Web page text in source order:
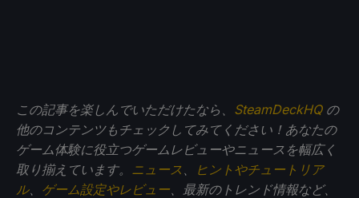
この記事を楽しんでいただけたなら、 SteamDeckHQの
他のコンテンツもチェックしてみてください！あなたの
ゲーム体験に役立つゲームレビューやニュースを幅広く
取り揃えています。 ニュース
ヒントやチュートリア
ル、 ゲーム設定やレビュー 、最新のトレンド情報など、